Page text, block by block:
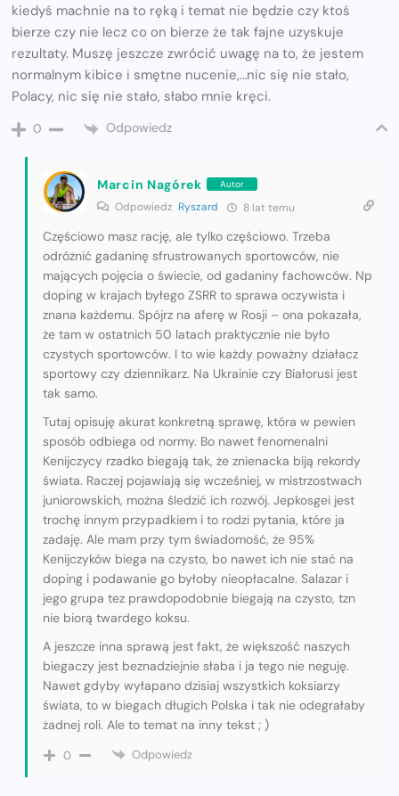
kiedyś machnie na to ręką i temat nie będzie czy ktoś
bierze czy nie lecz co on bierze że tak fajne uzyskuje
rezultaty. Muszę jeszcze zwrócić uwagę na to, że jestem
normalnym kibice i smętne nucenie,…nic się nie stało,
Polacy, nic się nie stało, słabo mnie kręci.
0 Odpowiedz
Marcin Nagórek Autor
Odpowiedz Ryszard 8 lat temu
Częściowo masz rację, ale tylko częściowo. Trzeba
odróżnić gadaninę sfrustrowanych sportowców, nie
mających pojęcia o świecie, od gadaniny fachowców. Np
doping w krajach byłego ZSRR to sprawa oczywista i
znana każdemu. Spójrz na aferę w Rosji – ona pokazała,
że tam w ostatnich 50 latach praktycznie nie było
czystych sportowców. I to wie każdy poważny działacz
sportowy czy dziennikarz. Na Ukrainie czy Białorusi jest
tak samo.
Tutaj opisuję akurat konkretną sprawę, która w pewien
sposób odbiega od normy. Bo nawet fenomenalni
Kenijczycy rzadko biegają tak, że znienacka biją rekordy
świata. Raczej pojawiają się wcześniej, w mistrzostwach
juniorowskich, można śledzić ich rozwój. Jepkosgei jest
trochę innym przypadkiem i to rodzi pytania, które ja
zadaję. Ale mam przy tym świadomość, że 95%
Kenijczyków biega na czysto, bo nawet ich nie stać na
doping i podawanie go byłoby nieopłacalne. Salazar i
jego grupa tez prawdopodobnie biegają na czysto, tzn
nie biorą twardego koksu.
A jeszcze inna sprawą jest fakt, że większość naszych
biegaczy jest beznadziejnie słaba i ja tego nie neguję.
Nawet gdyby wyłapano dzisiaj wszystkich koksiarzy
świata, to w biegach długich Polska i tak nie odegrałaby
żadnej roli. Ale to temat na inny tekst ; )
0 Odpowiedz